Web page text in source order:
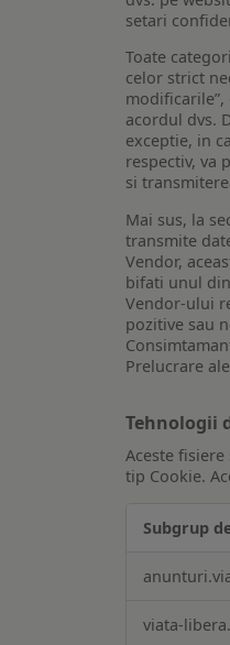
setari
Toate
celor strict
acordul dvs.
exceptie, in
respectiv, va
si
Mai sus, la
transmite
Vendor,
bifati unul
Vendor-ului
pozitive sau
Prelucrare
Tehnologii
Aceste
tip Cookie.
de
Cookie
Subgrup
viata-